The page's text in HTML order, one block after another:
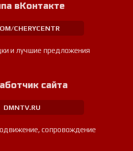
вКонтакте
CHERYCENTR
и лучшие предложения
сайта
DMNTV.RU
сопровождение